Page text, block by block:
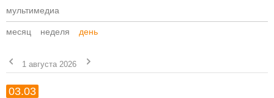
мультимедиа
месяц неделя день
1 августа 2026
03.03